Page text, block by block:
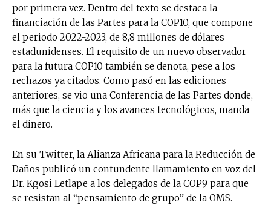
por primera vez. Dentro del texto se destaca la
financiación de las Partes para la COP10, que compone
el periodo 2022-2023, de 8,8 millones de dólares
estadunidenses. El requisito de un nuevo observador
para la futura COP10 también se denota, pese a los
rechazos ya citados. Como pasó en las ediciones
anteriores, se vio una Conferencia de las Partes donde,
más que la ciencia y los avances tecnológicos, manda
el dinero.
En su Twitter, la Alianza Africana para la Reducción de
Daños publicó un contundente llamamiento en voz del
Dr. Kgosi Letlape a los delegados de la COP9 para que
se resistan al “pensamiento de grupo” de la OMS.